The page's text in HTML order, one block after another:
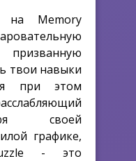
на Memory
твои навыки
при этом
своей
графике,
- это